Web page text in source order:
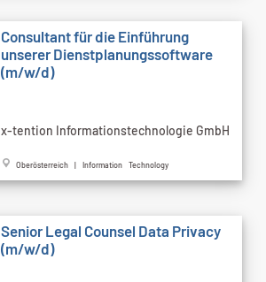
Consultant für die Einführung
unserer Dienstplanungssoftware
(m/w/d)
x-tention Informationstechnologie GmbH
Oberösterreich | Information Technology
Senior Legal Counsel Data Privacy
(m/w/d)